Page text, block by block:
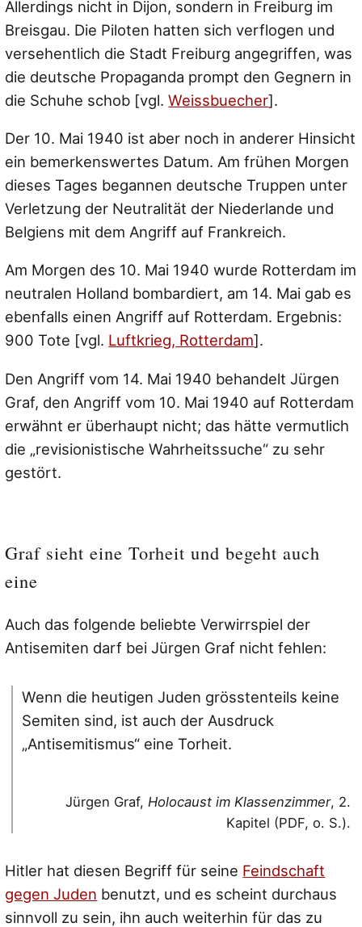
Allerdings nicht in Dijon, sondern in Freiburg im
Breisgau. Die Piloten hatten sich verflogen und
versehentlich die Stadt Freiburg angegriffen, was
die deutsche Propaganda prompt den Gegnern in
die Schuhe schob [vgl.Weissbuecher].
Der 10. Mai 1940 ist aber noch in anderer Hinsicht
ein bemerkenswertes Datum. Am frühen Morgen
dieses Tages begannen deutsche Truppen unter
Verletzung der Neutralität der Niederlande und
Belgiens mit dem Angriff auf Frankreich.
Am Morgen des 10. Mai 1940 wurde Rotterdam im
neutralen Holland bombardiert, am 14. Mai gab es
ebenfalls einen Angriff auf Rotterdam. Ergebnis:
900 Tote [vgl. Luftkrieg, Rotterdam].
Den Angriff vom 14. Mai 1940 behandelt Jürgen
Graf, den Angriff vom 10. Mai 1940 auf Rotterdam
erwähnt er überhaupt nicht; das hätte vermutlich
die „revisionistische Wahrheitssuche“ zu sehr
gestört.
Graf sieht eine Torheit und begeht auch
eine
Auch das folgende beliebte Verwirrspiel der
Antisemiten darf bei Jürgen Graf nicht fehlen:
Wenn die heutigen Juden grösstenteils keine
Semiten sind, ist auch der Ausdruck
„Antisemitismus“ eine Torheit.
Jürgen Graf, Holocaust im Klassenzimmer, 2.
Kapitel (PDF, o. S.).
Hitler hat diesen Begriff für seine Feindschaft
gegen Juden benutzt, und es scheint durchaus
sinnvoll zu sein, ihn auch weiterhin für das zu